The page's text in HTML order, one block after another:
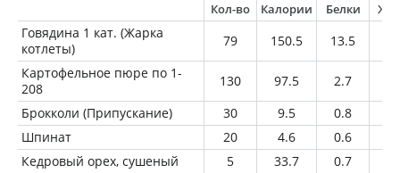
Кол-во Калории Белки
Говядина 1 кат. (Жарка
котлеты)
79 150.5 13.5
Картофельное пюре по 1-
208
130 97.5 2.7
Брокколи (Припускание)
30 9.5 0.8
Шпинат
20 4.6 0.6
Кедровый орех, сушеный
5 33.7 0.7